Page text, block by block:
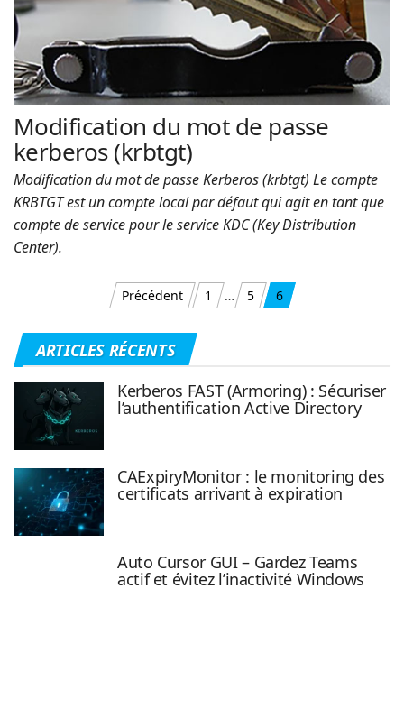
Modification du mot de passe
kerberos (krbtgt)
Modification du mot de passe Kerberos (krbtgt) Le compte
KRBTGT est un compte local par défaut qui agit en tant que
compte de service pour le service KDC (Key Distribution
Center).
Pagination
des
publications
Précédent 1 … 5 6
ARTICLES RÉCENTS
Kerberos FAST (Armoring) : Sécuriser
l’authentification Active Directory
CAExpiryMonitor : le monitoring des
certificats arrivant à expiration
Auto Cursor GUI – Gardez Teams
actif et évitez l’inactivité Windows